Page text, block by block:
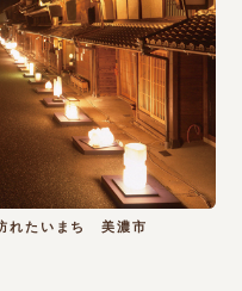
れたいまち 美濃市